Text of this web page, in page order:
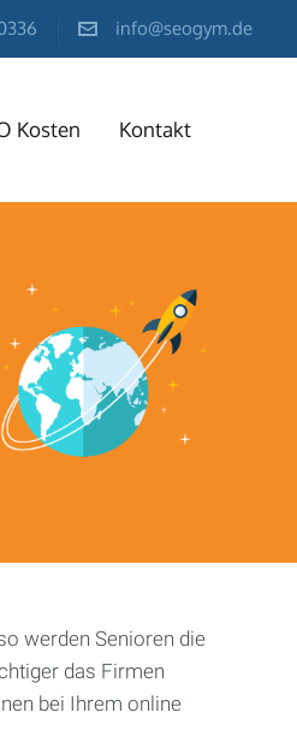
info@seogym.de
Kosten Kontakt
werden Senioren die
das Firmen
bei Ihrem online